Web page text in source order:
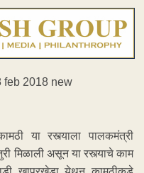
या रस्त्याला पालकमंत्री
मिळाली असून या रस्त्याचे काम